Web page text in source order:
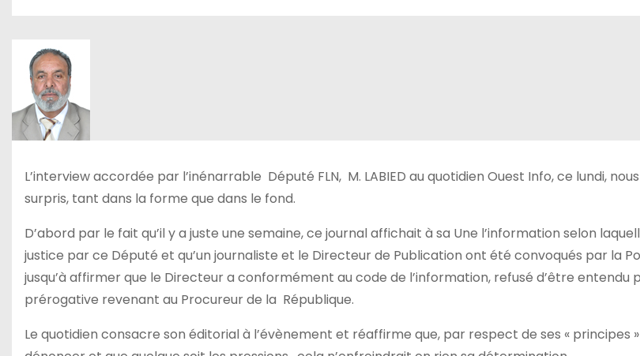
L’interview accordée par l’inénarrable Député FLN, M. LABIED au quotidien Ouest Info, ce lundi,
surpris, tant dans la forme que dans le fond.
D’abord par le fait qu’il y a juste une semaine, ce journal affichait à sa Une l’information selon
justice par ce Député et qu’un journaliste et le Directeur de Publication ont été convoqués par la
jusqu’à affirmer que le Directeur a conformément au code de l’information, refusé d’être entendu
prérogative revenant au Procureur de la République.
Le quotidien consacre son éditorial à l’évènement et réaffirme que, par respect de ses « principes